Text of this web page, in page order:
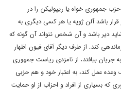
جمهوری خواه یا ریپولیکن را در
باشد آلن ژوپه یا هر کسی دیگری به
دیر باشد و آن شخص نتواند آن گونه که
کند. از طرف دیگر آقای فیون اظهار
جریان بیافتد، از نامزدی ریاست جمهوری
عمل کند، به اعتبار خود و هم حزبی
بسیاری از افراد و احزاب از او حمایت